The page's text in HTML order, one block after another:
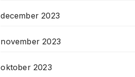
december 2023
november 2023
oktober 2023